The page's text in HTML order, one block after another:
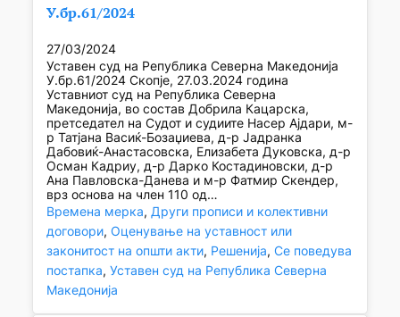
У.бр.61/2024
27/03/2024
Уставен суд на Република Северна Македонија
У.бр.61/2024 Скопје, 27.03.2024 година
Уставниот суд на Република Северна
Македонија, во состав Добрила Кацарска,
претседател на Судот и судиите Насер Ајдари, м-
р Татјана Васиќ-Бозаџиева, д-р Јадранка
Дабовиќ-Анастасовска, Елизабета Дуковска, д-р
Осман Кадриу, д-р Дарко Костадиновски, д-р
Ана Павловска-Данева и м-р Фатмир Скендер,
врз основа на член 110 од…
Времена мерка, Други прописи и колективни
договори, Оценување на уставност или
законитост на општи акти, Решенија, Се поведува
постапка, Уставен суд на Република Северна
Македонија